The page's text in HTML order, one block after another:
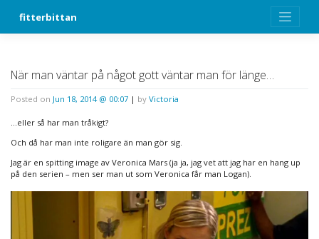
fitterbittan
När man väntar på något gott väntar man för länge…
Posted on Jun 18, 2014 @ 00:07 | by Victoria
…eller så har man tråkigt?
Och då har man inte roligare än man gör sig.
Jag är en spitting image av Veronica Mars (ja ja, jag vet att jag har en hang up
på den serien – men ser man ut som Veronica får man Logan).